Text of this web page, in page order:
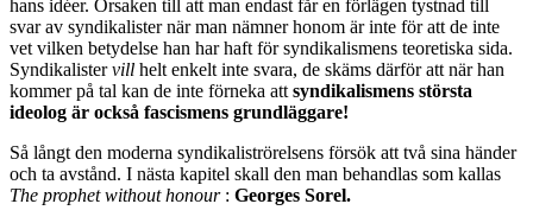
hans idéer. Orsaken till att man endast får en förlägen tystnad till
svar av syndikalister när man nämner honom är inte för att de inte
vet vilken betydelse han har haft för syndikalismens teoretiska sida.
Syndikalistervill helt enkelt inte svara, de skäms därför att när han
kommer på tal kan de inte förneka att syndikalismens största
ideolog är också fascismens grundläggare!
Så långt den moderna syndikaliströrelsens försök att två sina händer
och ta avstånd. I nästa kapitel skall den man behandlas som kallas
The prophet without honour: Georges Sorel.